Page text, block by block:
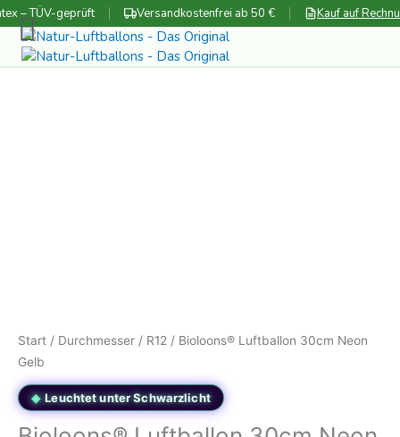
Zum
Inhalt
springen
– TÜV-geprüft Versandkostenfrei ab 50 € Kauf auf
Start / Durchmesser / R12 / Bioloons® Luftballon 30cm Neon
Gelb
Leuchtet unter Schwarzlicht